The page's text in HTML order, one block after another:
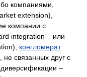
компаниями,
extension),
компании с
integration – или
конгломерат
связанных друг с
–